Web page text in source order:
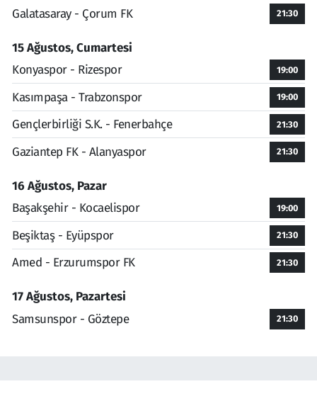
Galatasaray - Çorum FK
21:30
15 Ağustos, Cumartesi
Konyaspor - Rizespor
19:00
Kasımpaşa - Trabzonspor 19:00
Gençlerbirliği S.K. - Fenerbahçe 21:30
Gaziantep FK - Alanyaspor 21:30
16 Ağustos, Pazar
Başakşehir - Kocaelispor
19:00
Beşiktaş - Eyüpspor 21:30
Amed - Erzurumspor FK 21:30
17 Ağustos, Pazartesi
Samsunspor - Göztepe
21:30